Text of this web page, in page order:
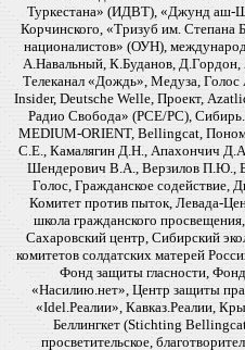
Туркестана» (ИДВТ), «Джунд аш-
Корчинского, «Тризуб им. Степана
националистов» (ОУН),
А.Навальный, К.Буданов,
Телеканал «Дождь», Медуза,
Insider, Deutsche Welle, Проект,
Радио Свобода» (PCE/PC),
MEDIUM-ORIENT, Bellingcat,
С.Е., Камалягин Д.Н., Апахончич
Шендерович В.А., Верзилов П.Ю.,
Голос, Гражданское содействие,
Комитет против пыток, Левада-
школа гражданского
Сахаровский центр, Сибирский
комитетов солдатских матерей
Фонд защиты гласности,
«Насилию.нет», Центр защиты
«Idel.Реалии», Кавказ.Реалии,
Беллингкет (Stichting
просветительское,